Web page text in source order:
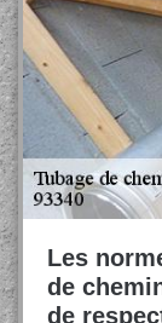
Les
de
de